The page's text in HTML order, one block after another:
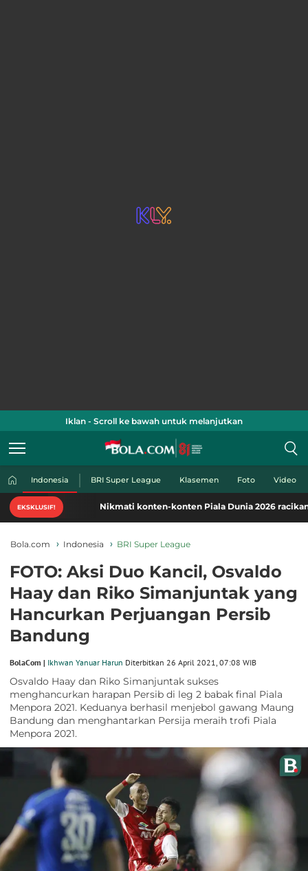
Iklan - Scroll ke bawah untuk melanjutkan
Indonesia BRI Super League Klasemen Foto Video
EKSKLUSIF! Nikmati konten-konten Piala Dunia 2026 racikan
Bola.com Indonesia BRI Super League
FOTO: Aksi Duo Kancil, Osvaldo
Haay dan Riko Simanjuntak yang
Hancurkan Perjuangan Persib
Bandung
BolaCom | Ikhwan Yanuar Harun Diterbitkan 26 April 2021, 07:08 WIB
Osvaldo Haay dan Riko Simanjuntak sukses
menghancurkan harapan Persib di leg 2 babak final Piala
Menpora 2021. Keduanya berhasil menjebol gawang Maung
Bandung dan menghantarkan Persija meraih trofi Piala
Menpora 2021.